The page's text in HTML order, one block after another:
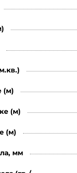
(м)
(м)
(м)
мм